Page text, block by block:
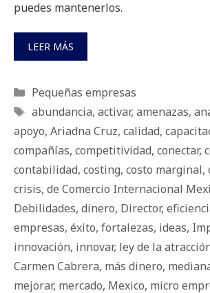
puedes mantenerlos.
LEER MÁS
Categorías
Pequeñas empresas
Etiquetas
abundancia, activar, amenazas,
apoyo, Ariadna Cruz, calidad,
compañías, competitividad, conectar,
contabilidad, costing, costo marginal,
crisis, de Comercio Internacional
Debilidades, dinero, Director,
empresas, éxito, fortalezas, ideas,
innovación, innovar, ley de la
Carmen Cabrera, más dinero,
mejorar, mercado, Mexico, micro